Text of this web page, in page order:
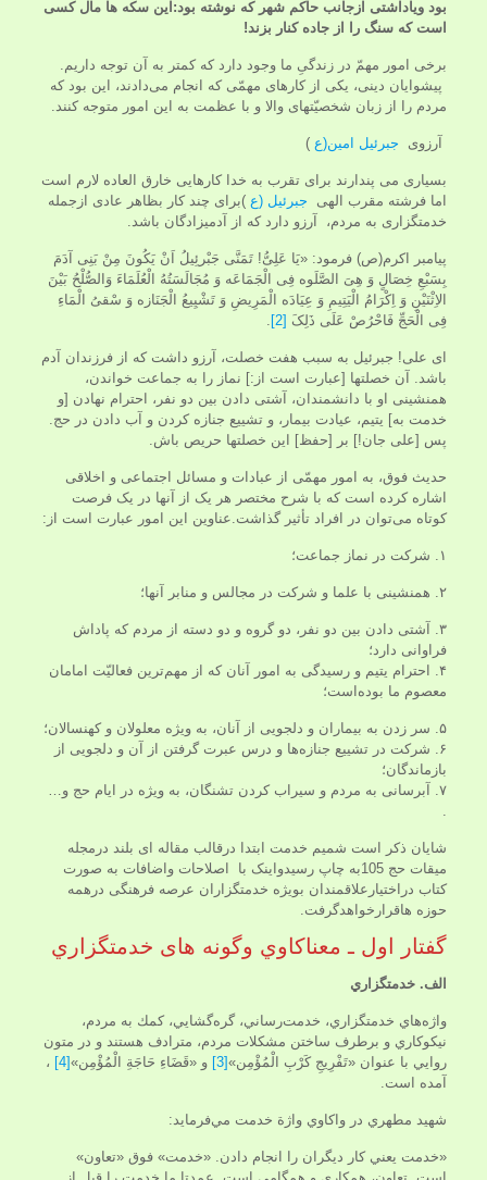
بود ویاداشتی ازجانب حاکم شهر که نوشته بود:این سکه ها مال کسی
است که سنگ را از جاده کنار بزند!
برخی امور مهمّ در زندگیِ ما وجود دارد که کمتر به آن توجه داریم.
پیشوایان دینى، یکی از کارهای مهمّی که انجام می‌دادند، این بود که
مردم را از زبان شخصیّتهای والا و با عظمت به این امور متوجه کنند.
آرزوی جبرئیل امین(ع)
بسیاری می پندارند برای تقرب به خدا کارهایی خارق العاده لارم است
اما فرشته مقرب الهی
جبرئیل (ع)برای چند کار بظاهر عادی ازجمله
خدمتگزاری به مردم، آرزو دارد که از آدمیزادگان باشد.
پیامبر اکرم(ص) فرمود: «یَا عَلِیُّ! تَمَنَّی جَبْرئِیلُ اَنْ یَکُونَ مِنْ بَنِی آدَمَ
بِسَبْعِ خِصَالٍ وَ هِیَ الصَّلَوه فِی الْجَمَاعَه وَ مُجَالَسَتُهُ الْعُلَمَاءَ وَالصُّلْحُ بَیْنَ
الاِثْنَیْنِ وَ اِکْرَامُ الْیَتِیمِ وَ عِیَادَه الْمَرِیضِ وَ تَشْیِیعُ الْجَنَازه وَ سْقیُ الْمَاءِ
فِی الْحَجِّ فَاحْرُصْ عَلَی ذَلِکَ [2]
.
ای على! جبرئیل به سبب هفت خصلت، آرزو داشت که از فرزندان آدم
باشد. آن خصلتها [عبارت است از:] نماز را به جماعت خواندن،
همنشینی او با دانشمندان، آشتی دادن بین دو نفر، احترام نهادن [و
خدمت به] یتیم، عیادت بیمار، و تشییع جنازه کردن و آب دادن در حج.
پس [علی جان!] بر [حفظ] این خصلتها حریص باش.
حدیث فوق، به امور مهمّی از عبادات و مسائل اجتماعی و اخلاقی
اشاره کرده است که با شرح مختصر هر یک از آنها در یک فرصت
کوتاه می‌توان در افراد تأثیر گذاشت.عناوین این امور عبارت است از:
۱. شرکت در نماز جماعت؛
۲. همنشینی با علما و شرکت در مجالس و منابر آنها؛
۳. آشتی دادن بین دو نفر، دو گروه و دو دسته از مردم که پاداش
فراوانی دارد؛
۴. احترام یتیم و رسیدگی به امور آنان که از مهم‌ترین فعالیّت امامان
معصوم ما بوده‌است؛
۵. سر زدن به بیماران و دلجویی از آنان، به ویژه معلولان و کهنسالان؛
۶. شرکت در تشییع جنازه‌ها و درس عبرت گرفتن از آن و دلجویی از
بازماندگان؛
۷. آبرسانی به مردم و سیراب کردن تشنگان، به ویژه در ایام حج و…
.
شایان ذکر است شمیم خدمت ابتدا درقالب مقاله ای بلند درمجله
میقات حج 105به چاپ رسیدواینک با اصلاحات واضافات به صورت
کتاب دراختیارعلاقمندان بویژه خدمتگزاران عرصه فرهنگی درهمه
حوزه هاقرارخواهدگرفت.
گفتار اول ـ معناكاوي وگونه های خدمتگزاري
الف. خدمتگزاري
واژه‌هاي خدمتگزاري، خدمت‌رساني، گره‌گشايي، كمك به مردم،
نيكوكاري و برطرف ساختن مشكلات مردم، مترادف هستند و در متون
روايي با عنوان «تَفْرِيجِ كَرْبِ الْمُؤْمِن‏»[3] و «قَضَاءِ حَاجَةِ الْمُؤْمِن‏»[4]
،
آمده است.
شهيد مطهري در واكاوي واژة خدمت مي‌فرمايد:
«خدمت يعني كار ديگران را انجام دادن. «خدمت» فوق «تعاون»